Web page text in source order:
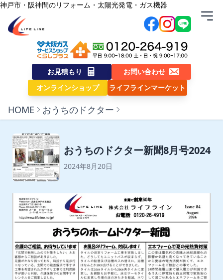
内容をスキップ
神戸市・阪神間のリフォーム・太陽光発電・ガス機器
株式会社ライフライン
お見積もり
お問い合わせ
オンラインショップ
ライフラインマーケット
HOME おうちのドクター
おうちのドクター新聞8月号2024
2024年8月20日